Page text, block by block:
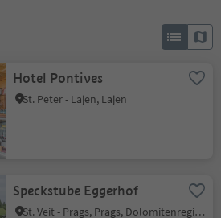
Hotel Pontives
St. Peter - Lajen, Lajen
Speckstube Eggerhof
St. Veit - Prags, Prags, Dolomitenregion 3 Zinnen